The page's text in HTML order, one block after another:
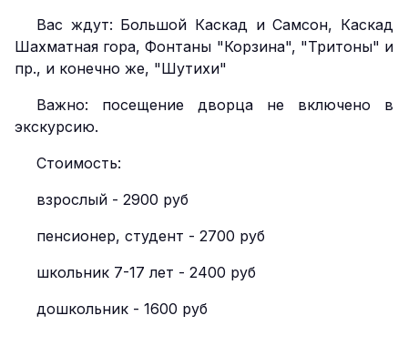
Вас ждут: Большой Каскад и Самсон, Каскад
Шахматная гора, Фонтаны "Корзина", "Тритоны" и
пр., и конечно же, "Шутихи"
Важно: посещение дворца не включено в
экскурсию.
Стоимость:
взрослый - 2900 руб
пенсионер, студент - 2700 руб
школьник 7-17 лет - 2400 руб
дошкольник - 1600 руб